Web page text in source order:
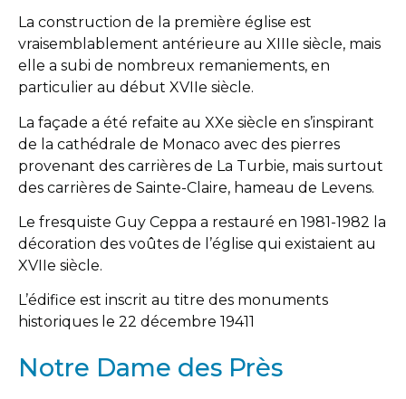
La construction de la première église est
vraisemblablement antérieure au XIIIe siècle, mais
elle a subi de nombreux remaniements, en
particulier au début XVIIe siècle.
La façade a été refaite au XXe siècle en s’inspirant
de la cathédrale de Monaco avec des pierres
provenant des carrières de La Turbie, mais surtout
des carrières de Sainte-Claire, hameau de Levens.
Le fresquiste Guy Ceppa a restauré en 1981-1982 la
décoration des voûtes de l’église qui existaient au
XVIIe siècle.
L’édifice est inscrit au titre des monuments
historiques le 22 décembre 19411
Notre Dame des Près